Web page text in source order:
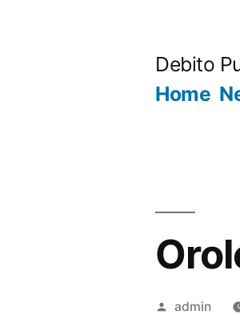
Debito
Home
Pubblicato
admin